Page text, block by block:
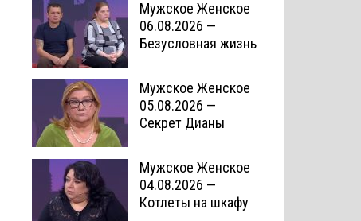
Мужское Женское
06.08.2026 —
Безусловная жизнь
Мужское Женское
05.08.2026 —
Секрет Дианы
Мужское Женское
04.08.2026 —
Котлеты на шкафу